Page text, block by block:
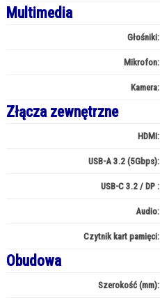
Multimedia
Głośniki:
Mikrofon:
Kamera:
Złącza zewnętrzne
HDMI:
USB-A 3.2 (5Gbps):
USB-C 3.2 / DP :
Audio:
Czytnik kart pamięci:
Obudowa
Szerokość (mm):